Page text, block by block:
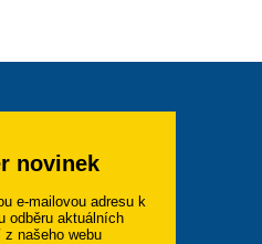
novinek
e-mailovou adresu k
odběru aktuálních
z našeho webu